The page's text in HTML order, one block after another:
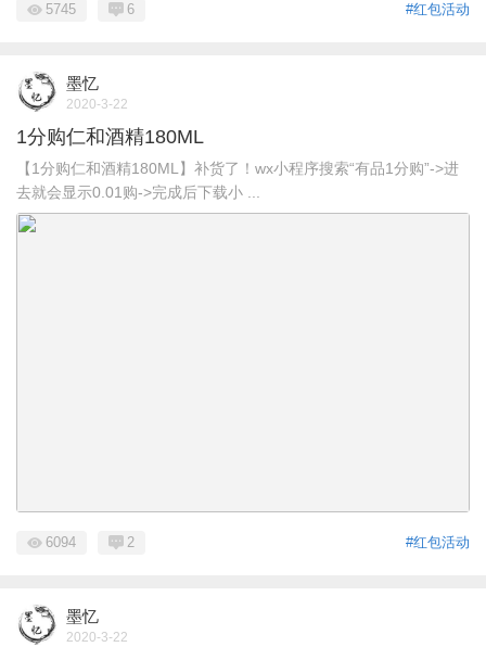
#红包活动
5745 6
墨忆
2020-3-22
1分购仁和酒精180ML
【1分购仁和酒精180ML】补货了！wx小程序搜索“有品1分购”->进
去就会显示0.01购->完成后下载小 ...
#红包活动
6094 2
墨忆
2020-3-22